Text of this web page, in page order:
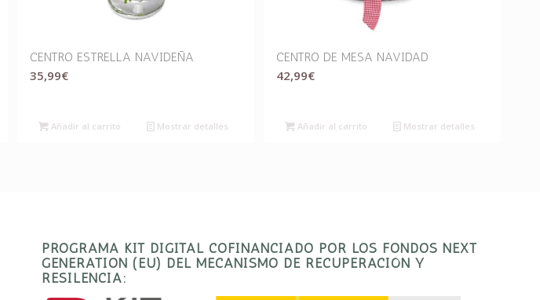
CENTRO ESTRELLA NAVIDEÑA
35,99€
Añadir al carrito Mostrar detalles
CENTRO DE MESA NAVIDAD
42,99€
Añadir al carrito Mostrar detalles
PROGRAMA KIT DIGITAL COFINANCIADO POR LOS FONDOS NEXT
GENERATION (EU) DEL MECANISMO DE RECUPERACIÓN Y
RESILENCIA: